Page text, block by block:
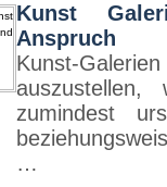
Kunst
Anspruch
Kunst-
zumindest
…